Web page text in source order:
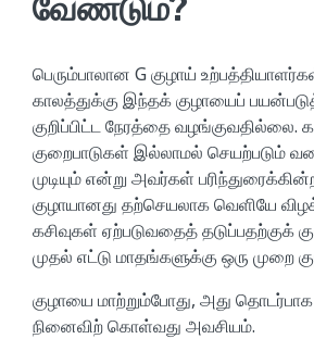
பெரும்பாலான G குழாய்
காலத்துக்கு இந்தக் குழாயைப்
குறிப்பிட்ட நேரத்தை வழங்குவதில்லை.
குறைபாடுகள் இல்லாமல் செயற்படும்
முடியும் என்று அவர்கள்
குழாயானது தற்செயலாக வெளியே
கசிவுகள் ஏற்படுவதைத்
முதல் எட்டு மாதங்களுக்கு ஒரு முறை
குழாயை மாற்றும்போது, அது
நினைவிற் கொள்வது அவசியம்.